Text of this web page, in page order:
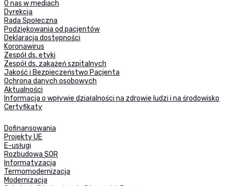
O nas w mediach
Dyrekcja
Rada Społeczna
Podziękowania od pacjentów
Deklaracja dostępności
Koronawirus
Zespół ds. etyki
Zespół ds. zakażeń szpitalnych
Jakość i Bezpieczeństwo Pacjenta
Ochrona danych osobowych
Aktualności
Informacja o wpływie działalności na zdrowie ludzi i na środowisko
Certyfikaty
Dofinansowania
Projekty UE
E-usługi
Rozbudowa SOR
Informatyzacja
Termomodernizacja
Modernizacja